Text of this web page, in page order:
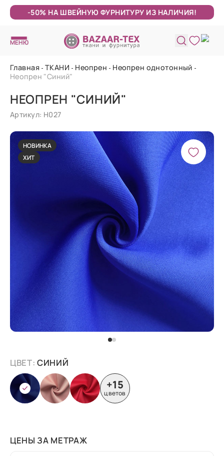
-50% НА ШВЕЙНУЮ ФУРНИТУРУ ИЗ НАЛИЧИЯ!
МЕНЮ
Главная ТКАНИ Неопрен
Неопрен однотонный
Неопрен "Синий"
НЕОПРЕН "СИНИЙ"
Артикул: Н027
НОВИНКА
ХИТ
ЦВЕТ:СИНИЙ
+15
цветов
ЦЕНЫ ЗА МЕТРАЖ